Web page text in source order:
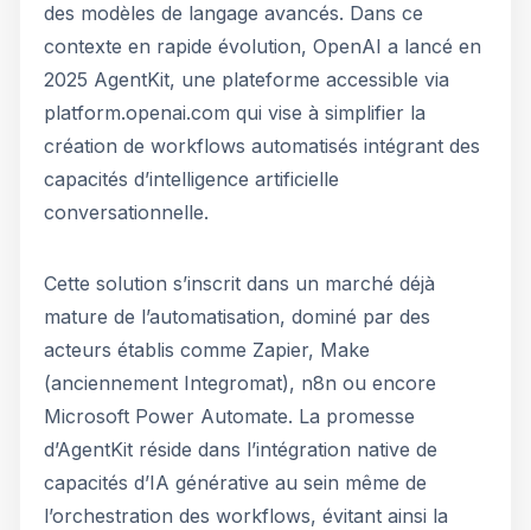
des modèles de langage avancés. Dans ce
contexte en rapide évolution, OpenAI a lancé en
2025 AgentKit, une plateforme accessible via
platform.openai.com qui vise à simplifier la
création de workflows automatisés intégrant des
capacités d’intelligence artificielle
conversationnelle.
Cette solution s’inscrit dans un marché déjà
mature de l’automatisation, dominé par des
acteurs établis comme Zapier, Make
(anciennement Integromat), n8n ou encore
Microsoft Power Automate. La promesse
d’AgentKit réside dans l’intégration native de
capacités d’IA générative au sein même de
l’orchestration des workflows, évitant ainsi la